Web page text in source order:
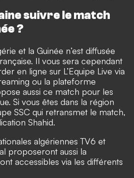
suivre le match
?
et la Guinée n’est diffusée
Il vous sera cependant
en ligne sur L’Equipe Live via
ou la plateforme
aussi ce match pour les
Si vous êtes dans la région
SSC qui retransmet le match,
Shahid.
algériennes TV6 et
proposeront aussi la
accessibles via les différents